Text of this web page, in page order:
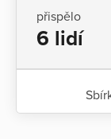
přispělo
6 lidí